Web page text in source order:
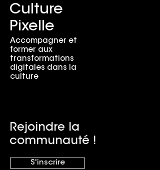
Culture
Pixelle
Accompagner et
former aux
transformations
digitales dans la
culture
Rejoindre la
communauté !
S'inscrire